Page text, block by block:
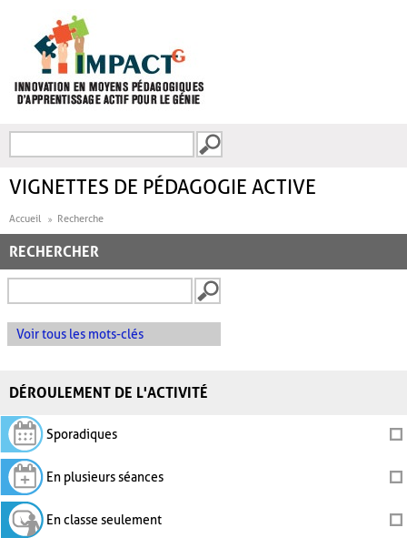
FORMULAIRE DE
VIGNETTES DE PÉDAGOGIE ACTIVE
Accueil Recherche
RECHERCHER
Voir tous les mots-clés
DÉROULEMENT DE L'ACTIVITÉ
Sporadiques
En plusieurs séances
En classe seulement